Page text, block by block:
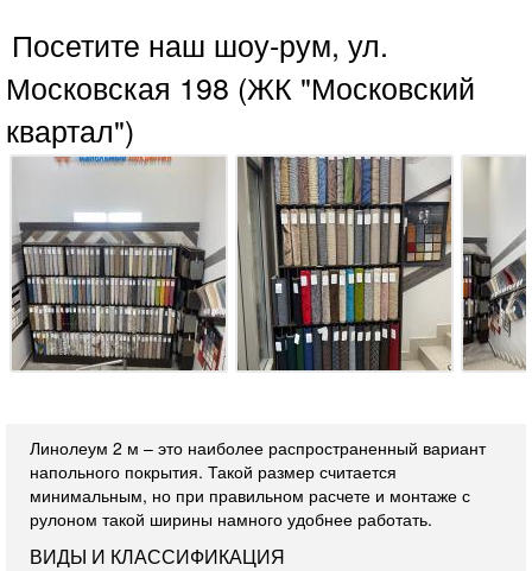
Посетите наш шоу-рум, ул.
Московская 198 (ЖК "Московский
квартал")
Линолеум 2 м – это наиболее распространенный вариант
напольного покрытия. Такой размер считается
минимальным, но при правильном расчете и монтаже с
рулоном такой ширины намного удобнее работать.
ВИДЫ И КЛАССИФИКАЦИЯ